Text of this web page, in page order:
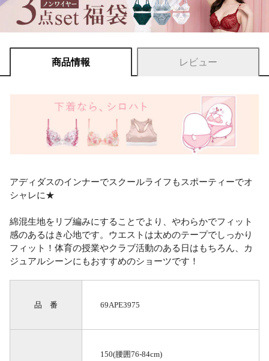
商品情報 レビュー
アディダスのインナーでスクールライフもスポーティーでオ
シャレに★
綿混生地をリブ編みにすることでより、やわらかでフィット
感のあるはき心地です。ウエストは太めのテープでしっかり
フィット！体育の授業やクラブ活動のある日はもちろん、カ
ジュアルシーンにもおすすめのショーツです！
品 番 69APE3975
150(腰囲76-84cm)